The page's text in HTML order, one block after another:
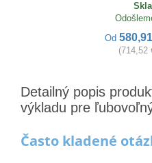
Od
(714,52
Detailný popis
výkladu pre
Často kladené